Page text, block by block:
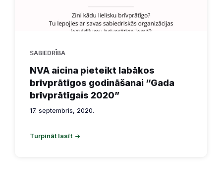
SABIEDRĪBA
NVA aicina pieteikt labākos
brīvprātīgos godināšanai “Gada
brīvprātīgais 2020”
17. septembris, 2020.
Turpināt lasīt